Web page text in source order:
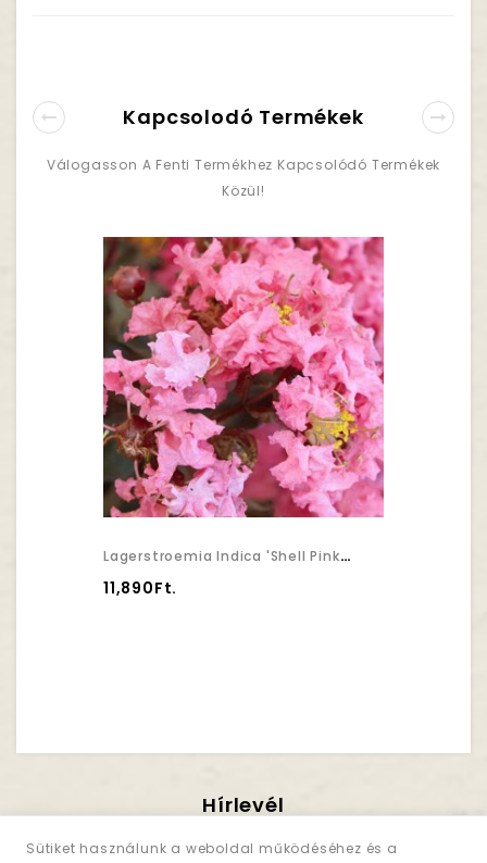
Sütiket használunk a weboldal működéséhez és a
Kapcsolodó Termékek
Válogasson A Fenti Termékhez Kapcsolódó Termékek
Közül!
Lagerstroemia Indica 'Shell Pink' - Selyemmirtusz
11,890Ft.
Hírlevél
Iratkozzon Fel!